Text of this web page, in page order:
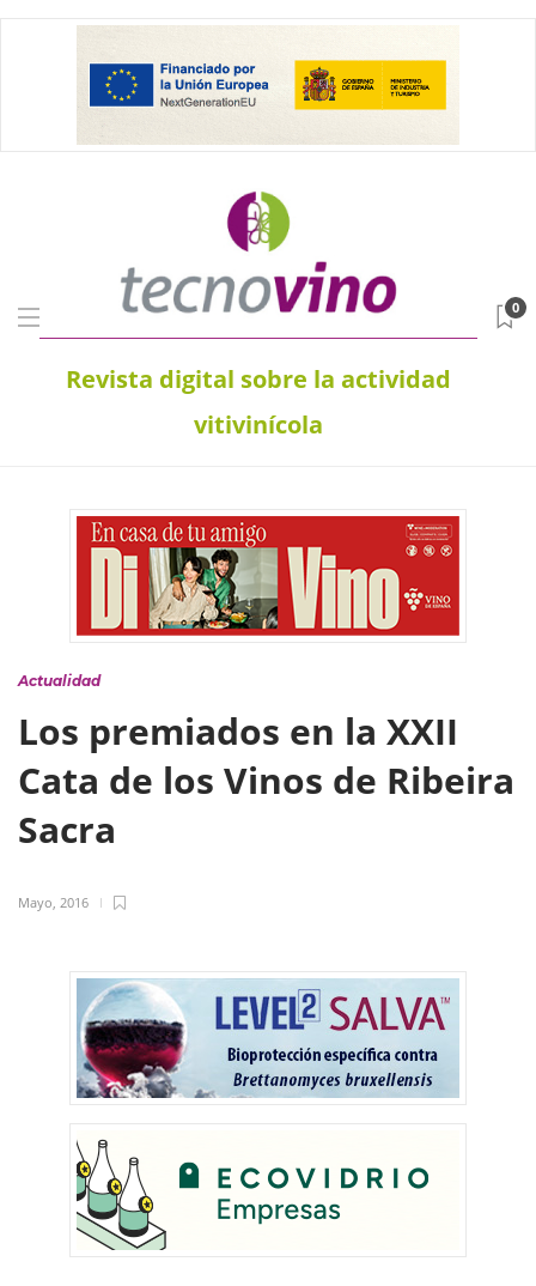
Revista digital sobre la actividad
vitivinícola
0
Actualidad
Los premiados en la XXII
Cata de los Vinos de Ribeira
Sacra
Mayo, 2016